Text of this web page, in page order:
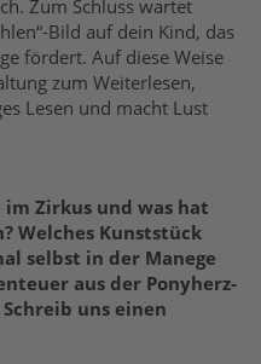
Zum Schluss wartet
Bild auf dein Kind, das
fördert. Auf diese Weise
zum Weiterlesen,
Lesen und macht Lust
Zirkus und was hat
Welches Kunststück
selbst in der Manege
aus der Ponyherz-
uns einen